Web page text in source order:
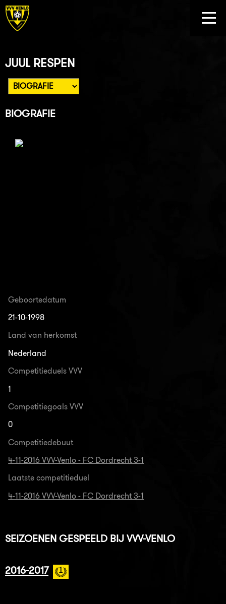
JUUL RESPEN
BIOGRAFIE
Geboortedatum
21-10-1998
Land van herkomst
Nederland
Competitieduels VVV
1
Competitiegoals VVV
0
Competitiedebuut
4-11-2016 VVV-Venlo - FC Dordrecht 3-1
Laatste competitieduel
4-11-2016 VVV-Venlo - FC Dordrecht 3-1
SEIZOENEN GESPEELD BIJ VVV-VENLO
2016-2017